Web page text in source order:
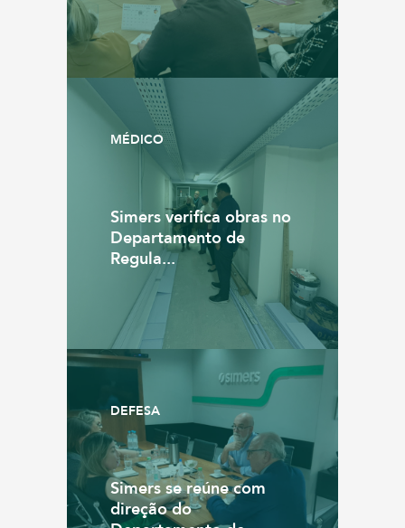
MÉDICO
Simers verifica obras no
Departamento de
Regula...
DEFESA
Simers se reúne com
direção do